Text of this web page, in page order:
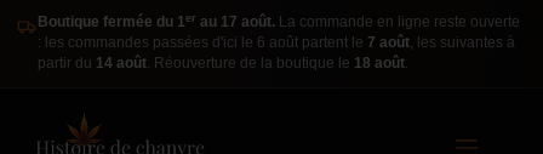
Boutique fermée du 1er au 17 août. La commande en ligne reste ouverte
: les commandes passées d'ici le 6 août partent le 7 août, les suivantes à
partir du 14 août. Réouverture de la boutique le 18 août.